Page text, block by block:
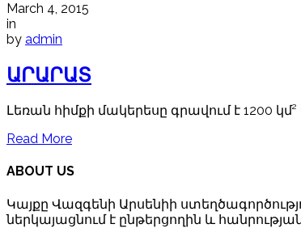
March 4, 2015
in
by admin
ԱՐԱՐԱՏ
Լեռան հիմքի մակերեսը գրավում է 1200
Read More
ABOUT US
Կայքը Վազգենի Արսենիի
ներկայացնում է ընթերցողին և